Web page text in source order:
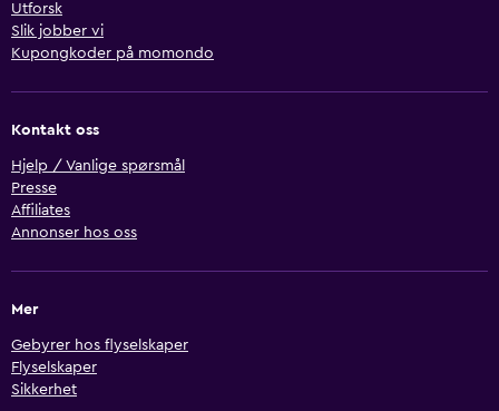
Utforsk
Slik jobber vi
Kupongkoder på momondo
Kontakt oss
Hjelp / Vanlige spørsmål
Presse
Affiliates
Annonser hos oss
Mer
Gebyrer hos flyselskaper
Flyselskaper
Sikkerhet